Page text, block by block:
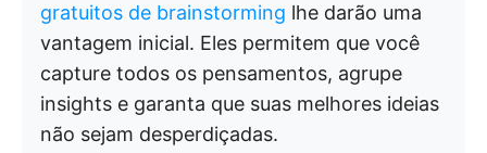
gratuitos de brainstorming lhe darão uma
vantagem inicial. Eles permitem que você
capture todos os pensamentos, agrupe
insights e garanta que suas melhores ideias
não sejam desperdiçadas.